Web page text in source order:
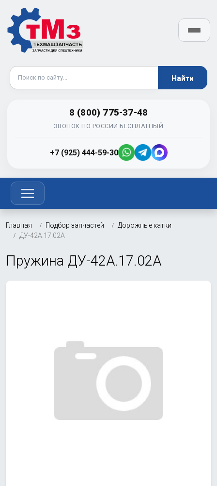
8 (800) 775-37-48
ЗВОНОК ПО РОССИИ БЕСПЛАТНЫЙ
+7 (925) 444-59-30
Главная Подбор запчастей
Дорожные катки
ДУ-42А.17.02А
Пружина ДУ-42А.17.02А